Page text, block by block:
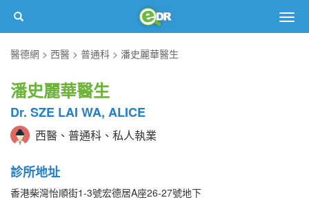
醫德網
西醫 普通科 潘史麗華醫生
潘史麗華醫生
Dr. SZE LAI WA, ALICE
西醫、普通科、私人執業
診所地址
香港柴灣怡順街1-3號宏德居A座26-27號地下